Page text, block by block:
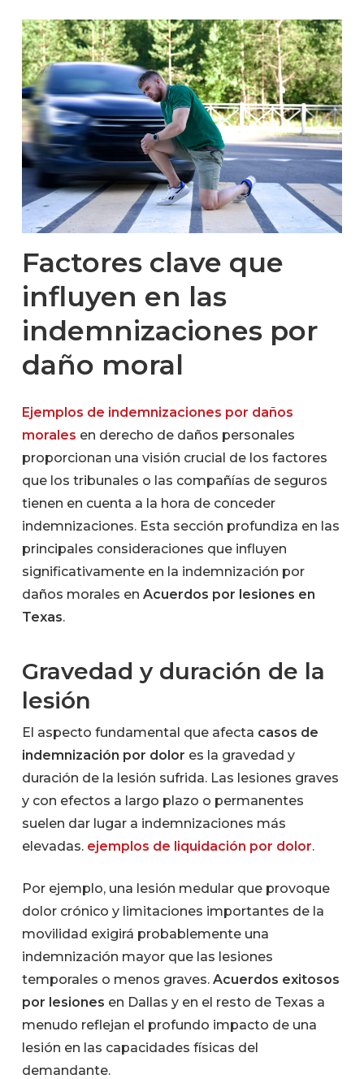
Factores clave que
influyen en las
indemnizaciones por
daño moral
Ejemplos de indemnizaciones por daños
morales en derecho de daños personales
proporcionan una visión crucial de los factores
que los tribunales o las compañías de seguros
tienen en cuenta a la hora de conceder
indemnizaciones. Esta sección profundiza en las
principales consideraciones que influyen
significativamente en la indemnización por
daños morales enAcuerdos por lesiones en
Texas.
Gravedad y duración de la
lesión
El aspecto fundamental que afecta casos de
indemnización por dolor es la gravedad y
duración de la lesión sufrida. Las lesiones graves
y con efectos a largo plazo o permanentes
suelen dar lugar a indemnizaciones más
elevadas. ejemplos de liquidación por dolor.
Por ejemplo, una lesión medular que provoque
dolor crónico y limitaciones importantes de la
movilidad exigirá probablemente una
indemnización mayor que las lesiones
temporales o menos graves.Acuerdos exitosos
por lesiones en Dallas y en el resto de Texas a
menudo reflejan el profundo impacto de una
lesión en las capacidades físicas del
demandante.